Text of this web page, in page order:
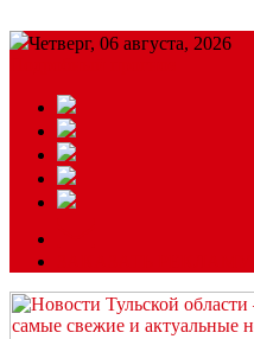
Четверг, 06 августа, 2026